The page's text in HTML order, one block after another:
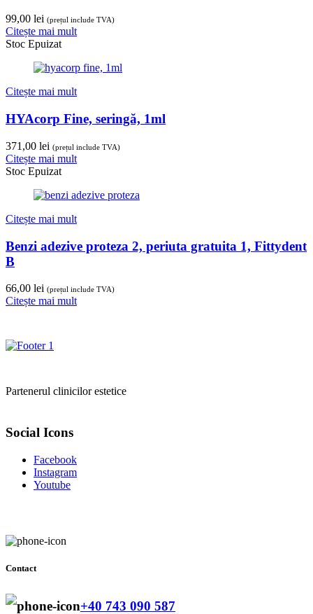
99,00 lei (prețul include TVA)
Citește mai mult
Stoc Epuizat
Citește mai mult
HYAcorp Fine, seringă, 1ml
371,00 lei (prețul include TVA)
Citește mai mult
Stoc Epuizat
Citește mai mult
Benzi adezive proteza 2, periuta gratuita 1, Fittydent
B
66,00 lei (prețul include TVA)
Citește mai mult
Partenerul clinicilor estetice
Social Icons
Facebook
Instagram
Youtube
Contact
+40 743 090 587